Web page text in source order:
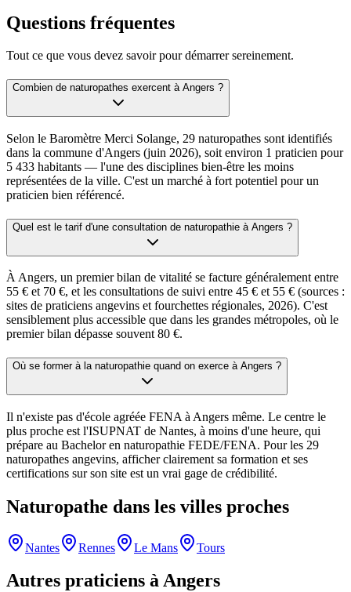
Questions fréquentes
Tout ce que vous devez savoir pour démarrer sereinement.
Combien de naturopathes exercent à Angers ?
Selon le Baromètre Merci Solange, 29 naturopathes sont identifiés
dans la commune d'Angers (juin 2026), soit environ 1 praticien pour
5 433 habitants — l'une des disciplines bien-être les moins
représentées de la ville. C'est un marché à fort potentiel pour un
praticien bien référencé.
Quel est le tarif d'une consultation de naturopathie à Angers ?
À Angers, un premier bilan de vitalité se facture généralement entre
55 € et 70 €, et les consultations de suivi entre 45 € et 55 € (sources :
sites de praticiens angevins et fourchettes régionales, 2026). C'est
sensiblement plus accessible que dans les grandes métropoles, où le
premier bilan dépasse souvent 80 €.
Où se former à la naturopathie quand on exerce à Angers ?
Il n'existe pas d'école agréée FENA à Angers même. Le centre le
plus proche est l'ISUPNAT de Nantes, à moins d'une heure, qui
prépare au Bachelor en naturopathie FEDE/FENA. Pour les 29
naturopathes angevins, afficher clairement sa formation et ses
certifications sur son site est un vrai gage de crédibilité.
Naturopathe dans les villes proches
Nantes Rennes Le Mans Tours
Autres praticiens àAngers